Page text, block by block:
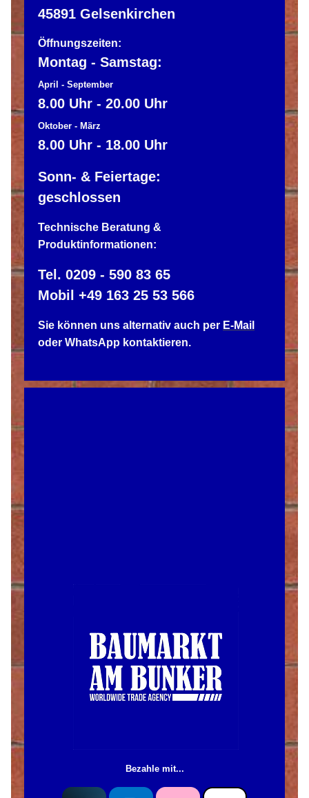
45891 Gelsenkirchen
Öffnungszeiten:
Montag - Samstag:
April - September
8.00 Uhr - 20.00 Uhr
Oktober - März
8.00 Uhr - 18.00 Uhr
Sonn- & Feiertage:
geschlossen
Technische Beratung &
Produktinformationen:
Tel. 0209 - 590 83 65
Mobil +49 163 25 53 566
Sie können uns alternativ auch per E-Mail
oder WhatsApp kontaktieren.
Bezahle mit...